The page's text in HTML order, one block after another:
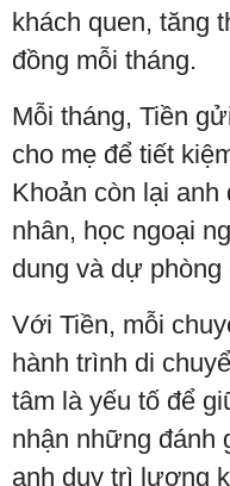
khách quen, tăng
đồng mỗi tháng.
Mỗi tháng, Tiền
cho mẹ để tiết
Khoản còn lại anh
nhân, học ngoại
dung và dự
Với Tiền, mỗi
hành trình di
tâm là yếu tố để
nhận những đánh
anh duy trì lượng